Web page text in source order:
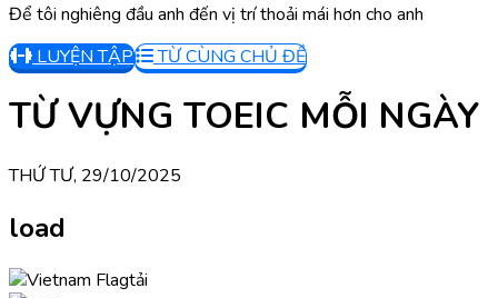
Để tôi nghiêng đầu anh đến vị trí thoải mái hơn cho anh
LUYỆN TẬP
TỪ CÙNG CHỦ ĐỀ
TỪ VỰNG TOEIC MỖI NGÀY
THỨ TƯ, 29/10/2025
load
tải